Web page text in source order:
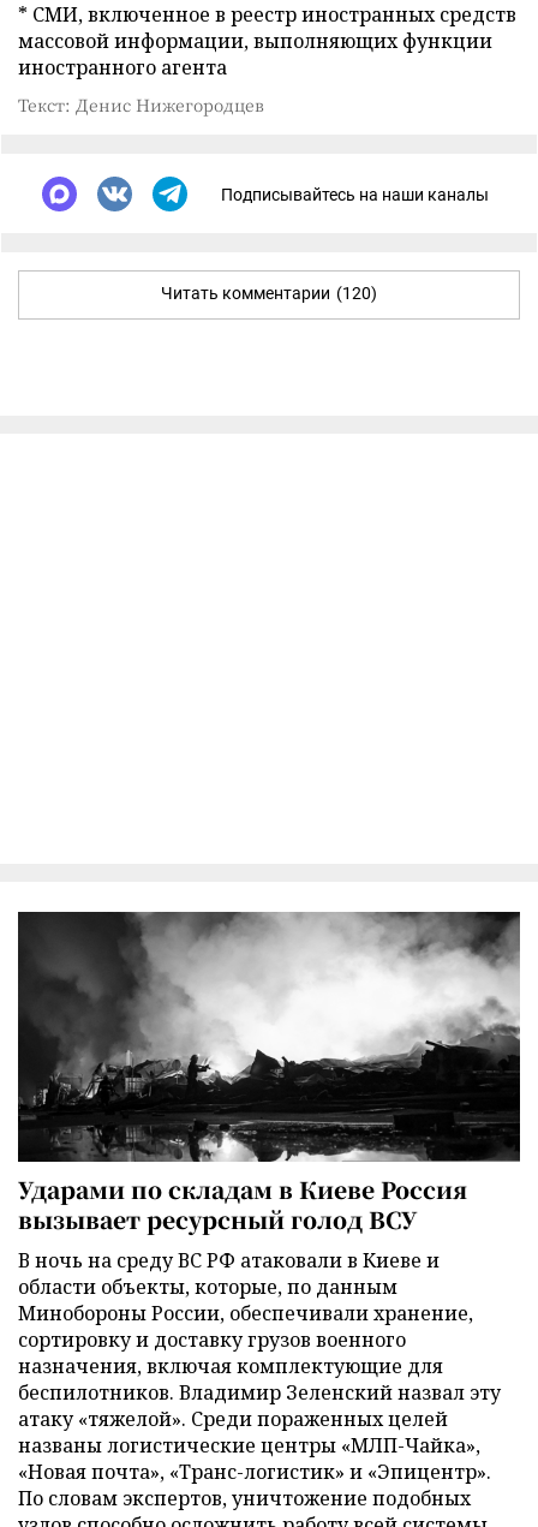
* СМИ, включенное в реестр иностранных средств
массовой информации, выполняющих функции
иностранного агента
Текст: Денис Нижегородцев
Подписывайтесь на наши каналы
Читать комментарии (120)
Ударами по складам в Киеве Россия
вызывает ресурсный голод ВСУ
В ночь на среду ВС РФ атаковали в Киеве и
области объекты, которые, по данным
Минобороны России, обеспечивали хранение,
сортировку и доставку грузов военного
назначения, включая комплектующие для
беспилотников. Владимир Зеленский назвал эту
атаку «тяжелой». Среди пораженных целей
названы логистические центры «МЛП-Чайка»,
«Новая почта», «Транс-логистик» и «Эпицентр».
По словам экспертов, уничтожение подобных